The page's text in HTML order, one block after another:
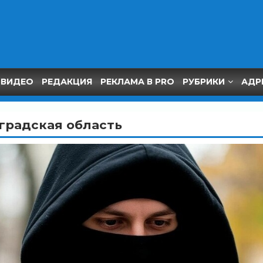
ВИДЕО РЕДАКЦИЯ РЕКЛАМА В PRO РУБРИКИ
область